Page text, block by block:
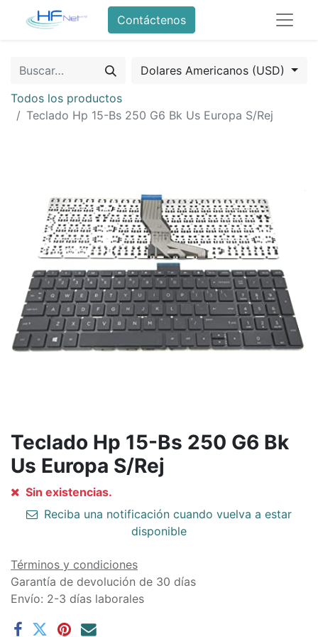
Contáctenos
Dolares Americanos (USD)
Todos los productos
Teclado Hp 15-Bs 250 G6 Bk Us Europa S/Rej
Teclado Hp 15-Bs 250 G6 Bk
Us Europa S/Rej
Sin existencias.
Reciba una notificación cuando vuelva a estar
disponible
Términos y condiciones
Garantía de devolución de 30 días
Envío: 2-3 días laborales